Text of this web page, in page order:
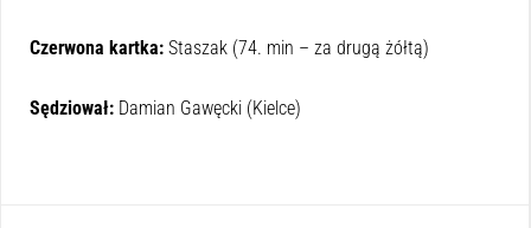
Czerwona kartka: Staszak (74. min – za drugą żółtą)
Sędziował: Damian Gawęcki (Kielce)